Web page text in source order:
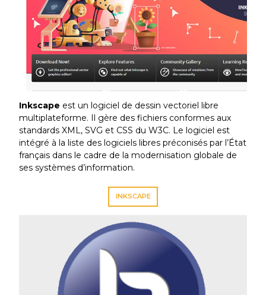
Inkscape est un logiciel de dessin vectoriel libre
multiplateforme. Il gère des fichiers conformes aux
standards XML, SVG et CSS du W3C. Le logiciel est
intégré à la liste des logiciels libres préconisés par l’État
français dans le cadre de la modernisation globale de
ses systèmes d’information.
INKSCAPE